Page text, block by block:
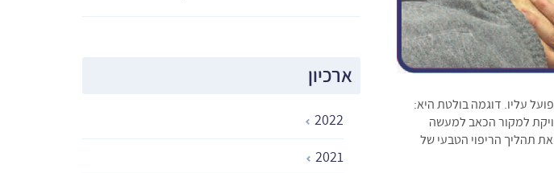
עליו. דוגמה בולטת היא:
למקור הכאב למעשה
תהליך הריפוי הטבעי של
ארכיון
2022
2021